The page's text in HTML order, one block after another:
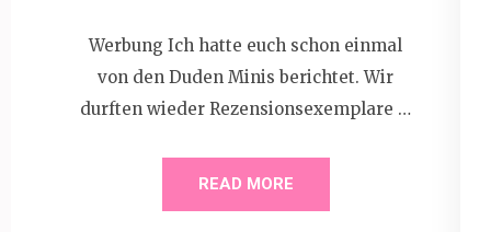
Werbung Ich hatte euch schon einmal
von den Duden Minis berichtet. Wir
durften wieder Rezensionsexemplare …
READ MORE